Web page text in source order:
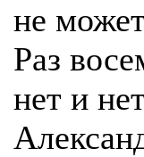
не
Раз
нет и